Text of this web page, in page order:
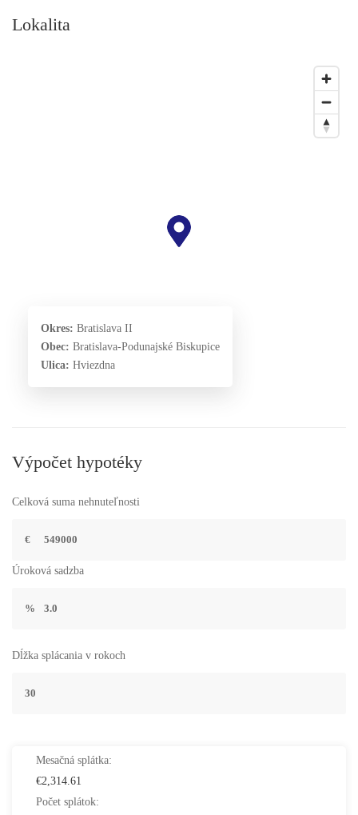
Lokalita
Okres: Bratislava II
Obec: Bratislava-Podunajské Biskupice
Ulica: Hviezdna
Výpočet hypotéky
Celková suma nehnuteľnosti
€
Úroková sadzba
%
Dĺžka splácania v rokoch
Mesačná splátka:
€2,314.61
Počet splátok: